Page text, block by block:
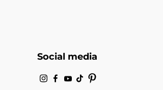
Social media